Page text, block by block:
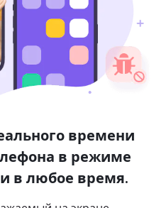
времени
в режиме
в любое время.